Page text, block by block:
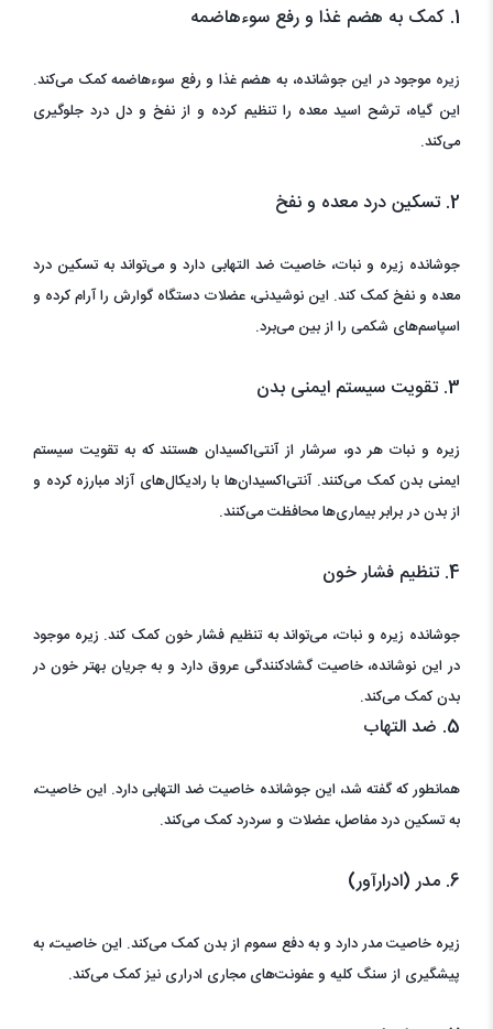
1. کمک به هضم غذا و رفع سوءهاضمه
زیرهموجود در این جوشانده، به هضم غذا و رفع سوءهاضمه کمک می‌کند.
این گیاه، ترشح اسید معده را تنظیم کرده و از نفخ و دل درد جلوگیری
می‌کند.
2. تسکین درد معده و نفخ
جوشانده زیره و نبات، خاصیت ضد التهابی دارد و می‌تواند به تسکین درد
معده و نفخ کمک کند. این نوشیدنی، عضلات دستگاه گوارش را آرام کرده و
اسپاسم‌های شکمی را از بین می‌برد.
3. تقویت سیستم ایمنی بدن
زیره و نبات هر دو، سرشار از آنتی‌اکسیدان هستند که به تقویت سیستم
ایمنی بدن کمک می‌کنند. آنتی‌اکسیدان‌ها با رادیکال‌های آزاد مبارزه کرده و
از بدن در برابر بیماری‌ها محافظت می‌کنند.
4. تنظیم فشار خون
جوشانده زیره و نبات، می‌تواند به تنظیم فشار خون کمک کند. زیره موجود
در این نوشانده، خاصیت گشادکنندگی عروق دارد و به جریان بهتر خون در
بدن کمک می‌کند.
5. ضد التهاب
همانطور که گفته شد، این جوشانده خاصیت ضد التهابی دارد. این خاصیت،
به تسکین درد مفاصل، عضلات و سردرد کمک می‌کند.
6. مدر (ادرارآور)
زیره خاصیت مدر دارد و به دفع سموم از بدن کمک می‌کند. این خاصیت، به
پیشگیری از سنگ کلیه و عفونت‌های مجاری ادراری نیز کمک می‌کند.